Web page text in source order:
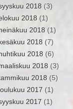
2018 (3)
2018 (1)
2018 (1)
2018 (7)
2018 (6)
2018 (3)
2018 (5)
2017 (1)
2017 (1)